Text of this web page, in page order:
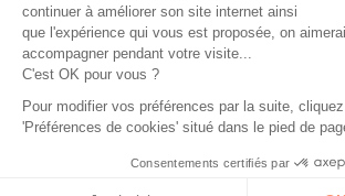
continuer à améliorer son site internet ainsi
que l'expérience qui vous est proposée, on
accompagner pendant votre visite...
C'est OK pour vous ?
Pour modifier vos préférences par la suite,
'Préférences de cookies' situé dans le pied de
Consentements certifiés par
Mentions Légales
Conditions Générales